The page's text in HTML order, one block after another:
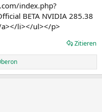
index.php?
BETA NVIDIA 285.38
a></li></ul></p>
Zitieren